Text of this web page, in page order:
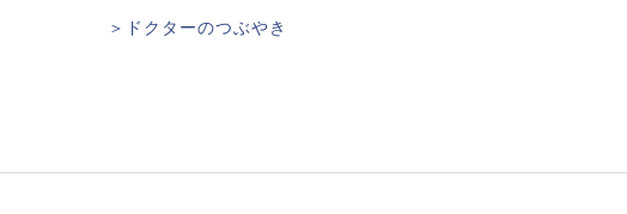
＞ドクターのつぶやき